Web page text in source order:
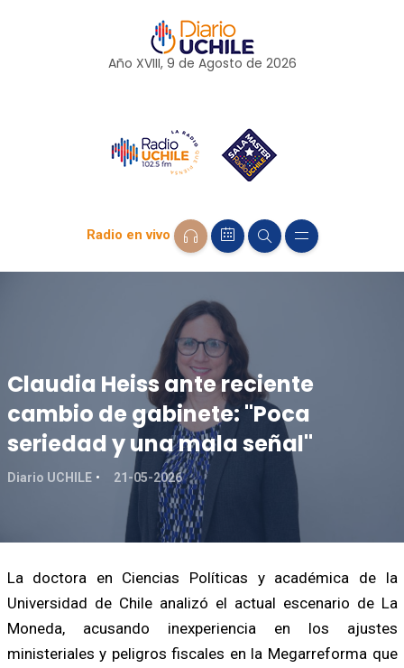
Año XVIII, 9 de Agosto de 2026
Radio en vivo
Claudia Heiss ante reciente
cambio de gabinete: "Poca
seriedad y una mala señal"
Diario UCHILE 21-05-2026
La doctora en Ciencias Políticas y académica de la
Universidad de Chile analizó el actual escenario de La
Moneda, acusando inexperiencia en los ajustes
ministeriales y peligros fiscales en la Megarreforma que